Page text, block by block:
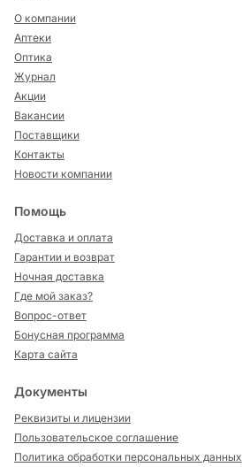
О компании
Аптеки
Оптика
Журнал
Акции
Вакансии
Поставщики
Контакты
Новости компании
Помощь
Доставка и оплата
Гарантии и возврат
Ночная доставка
Где мой заказ?
Вопрос-ответ
Бонусная программа
Карта сайта
Документы
Реквизиты и лицензии
Пользовательское соглашение
Политика обработки персональных данных